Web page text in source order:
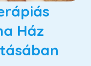
Ház